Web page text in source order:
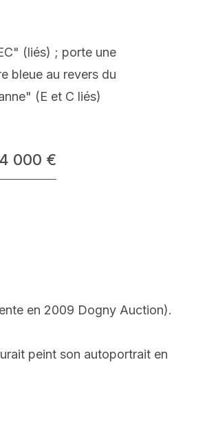
(liés) ; porte une
bleue au revers du
(E et C liés)
000 €
en 2009 Dogny Auction).
peint son autoportrait en